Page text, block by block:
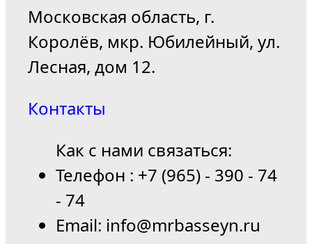
Московская область, г.
Королёв, мкр. Юбилейный, ул.
Лесная, дом 12.
Контакты
Как с нами связаться:
Телефон : +7 (965) - 390 - 74
- 74
Email: info@mrbasseyn.ru